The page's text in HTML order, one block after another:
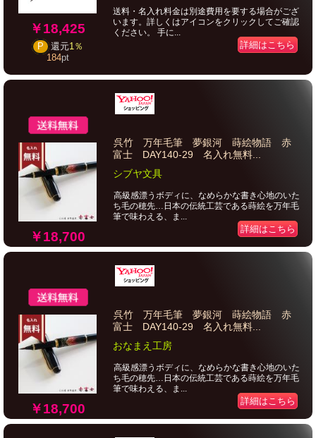
￥18,425
P 還元1％
184pt
送料・名入れ料金は別途費用を要する場合がござ
います。詳しくはアイコンをクリックしてご確認
ください。 手に...
詳細はこちら
￥18,700
呉竹 万年毛筆 夢銀河 蒔絵物語 赤
富士 DAY140-29 名入れ無料...
シブヤ文具
高級感漂うボディに、なめらかな書き心地のいた
ち毛の穂先…日本の伝統工芸である蒔絵を万年毛
筆で味わえる、ま...
詳細はこちら
￥18,700
呉竹 万年毛筆 夢銀河 蒔絵物語 赤
富士 DAY140-29 名入れ無料...
おなまえ工房
高級感漂うボディに、なめらかな書き心地のいた
ち毛の穂先…日本の伝統工芸である蒔絵を万年毛
筆で味わえる、ま...
詳細はこちら